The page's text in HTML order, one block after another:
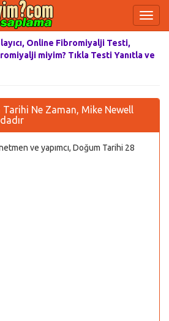
Online Fibromiyalji Testi,
miyim? Tıkla Testi Yanıtla ve
Ne Zaman, Mike Newell
ve yapımcı, Doğum Tarihi 28